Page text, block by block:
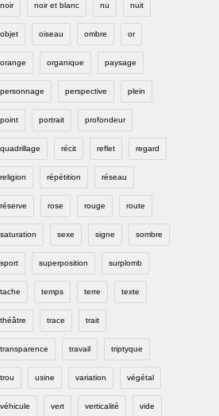
noir noir et blanc nu nuit
objet oiseau ombre or
orange organique paysage
personnage perspective plein
point portrait profondeur
quadrillage récit reflet regard
religion répétition réseau
réserve rose rouge route
saturation sexe signe sombre
sport superposition surplomb
tache temps terre texte
théâtre trace trait
transparence travail triptyque
trou usine variation végétal
véhicule vert verticalité vide